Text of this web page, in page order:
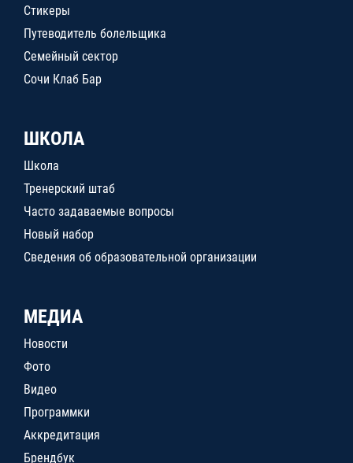
Стикеры
Путеводитель болельщика
Семейный сектор
Сочи Клаб Бар
ШКОЛА
Школа
Тренерский штаб
Часто задаваемые вопросы
Новый набор
Сведения об образовательной организации
МЕДИА
Новости
Фото
Видео
Программки
Аккредитация
Брендбук